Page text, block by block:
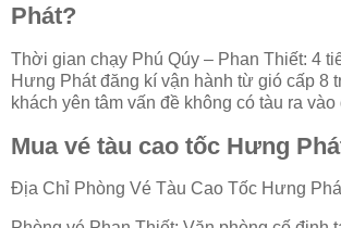
Phát?
Thời gian chạy Phú Qúy – Phan Thiết: 4
Hưng Phát đăng kí vận hành từ gió cấp 8
khách yên tâm vấn đề không có tàu ra vào
Mua vé tàu cao tốc Hưng
Địa Chỉ Phòng Vé Tàu Cao Tốc Hưng